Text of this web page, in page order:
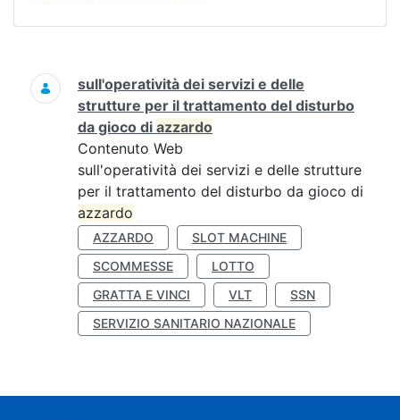
Ricerca
sull'operatività dei servizi e delle
strutture per il trattamento del disturbo
da gioco di azzardo
Contenuto Web
sull'operatività dei servizi e delle strutture
per il trattamento del disturbo da gioco di
azzardo
AZZARDO
SLOT MACHINE
SCOMMESSE
LOTTO
GRATTA E VINCI
VLT
SSN
SERVIZIO SANITARIO NAZIONALE